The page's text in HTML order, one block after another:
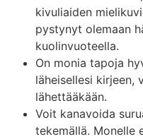
kivuliaiden
pystynyt olemaan
kuolinvuoteella.
On monia tapoja
läheisellesi kirjeen,
lähettääkään.
Voit kanavoida
tekemällä. Monelle